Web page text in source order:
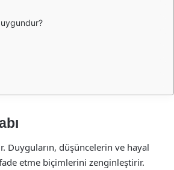
Duyguların, düşüncelerin ve hayal
etme biçimlerini zenginleştirir.